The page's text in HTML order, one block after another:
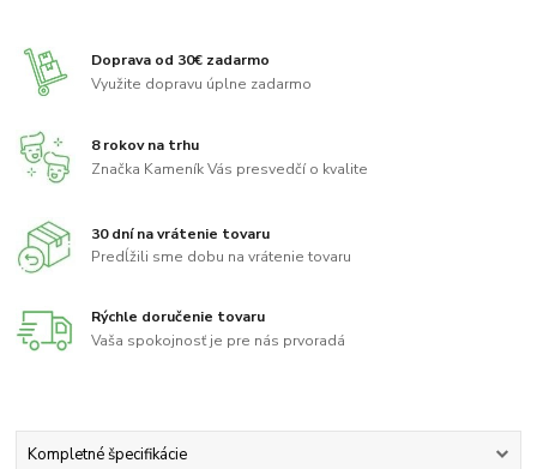
Doprava od 30€ zadarmo
Využite dopravu úplne zadarmo
8 rokov na trhu
Značka Kameník Vás presvedčí o kvalite
30 dní na vrátenie tovaru
Predĺžili sme dobu na vrátenie tovaru
Rýchle doručenie tovaru
Vaša spokojnosť je pre nás prvoradá
Kompletné špecifikácie